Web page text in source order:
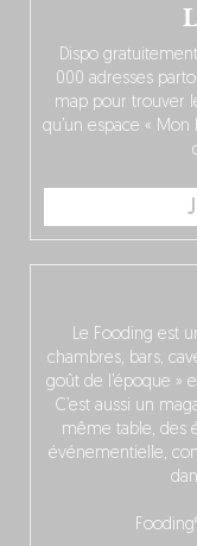
Le Fooding est
chambres, bars,
goût de l’époque »
C’est aussi un
même table, des
événementielle,
Dispo
000 adresses
map pour trouver
qu’un espace «